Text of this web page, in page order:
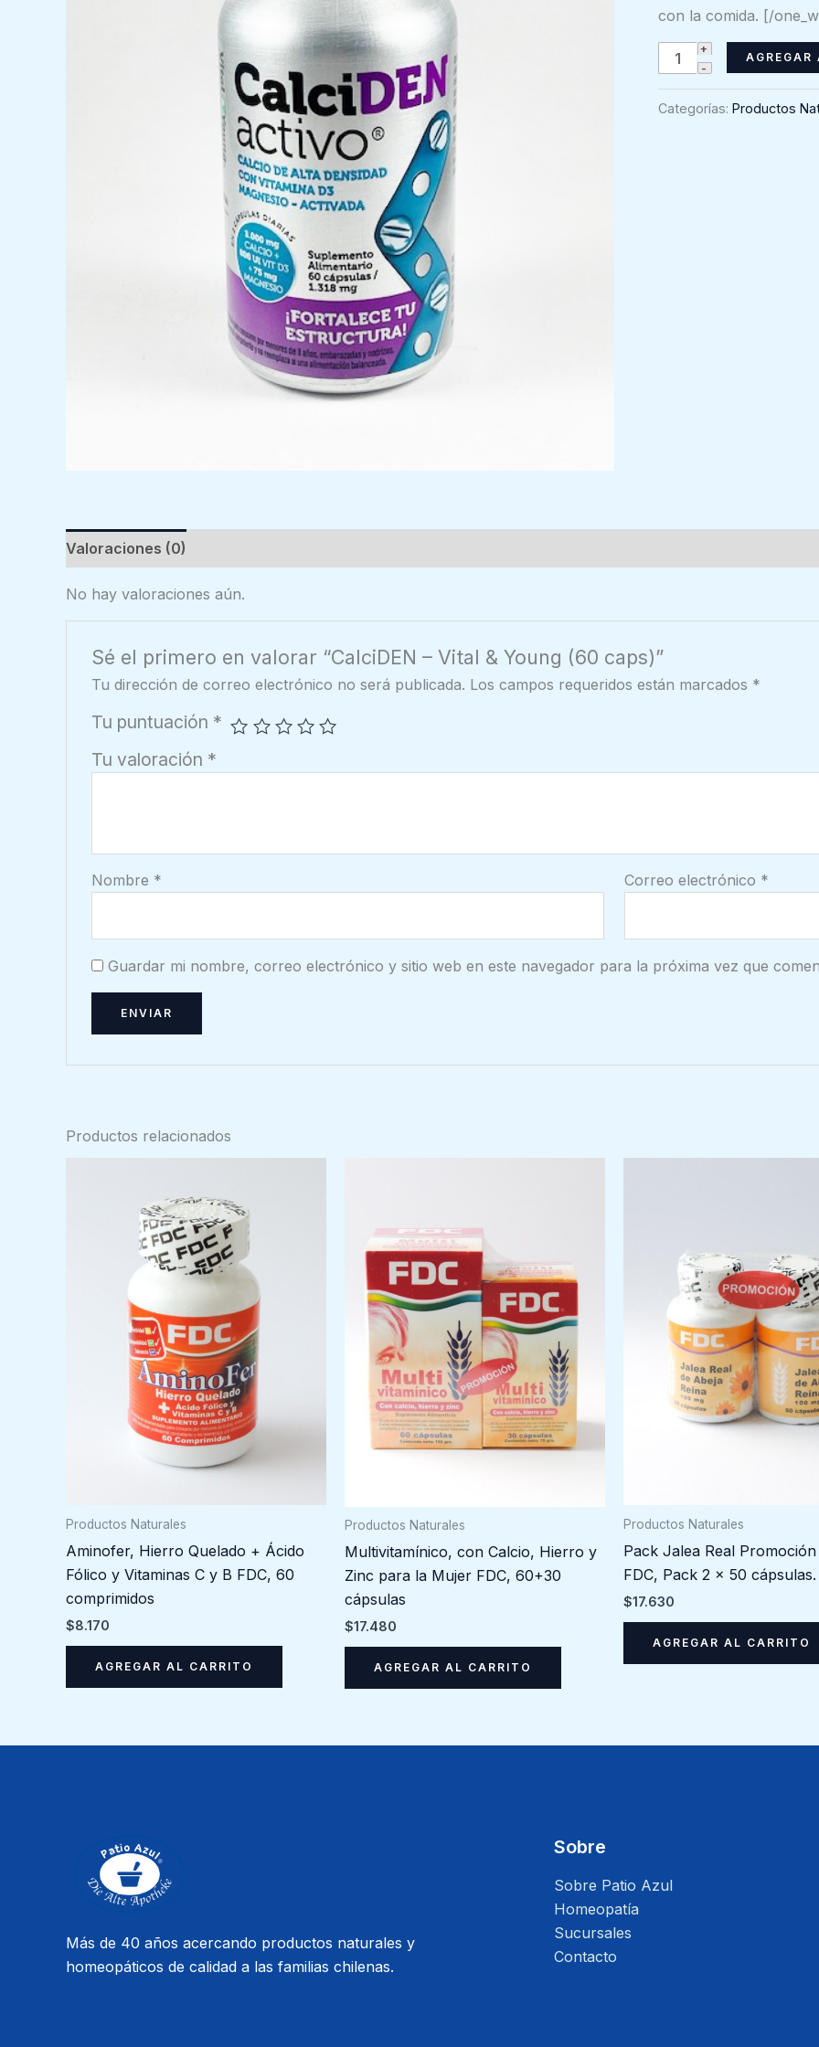
con la comida. [/
CalciDEN
-
Vital
Categorías: Productos
Valoraciones (0)
No hay valoraciones aún.
Sé el primero en valorar “CalciDEN – Vital & Young (60 caps)”
Tu dirección de correo electrónico no será publicada. Los campos requeridos están marcados *
Tu puntuación *
Tu valoración *
Nombre * Correo electrónico *
Guardar mi nombre, correo electrónico y sitio web en este navegador para la próxima vez que
Productos relacionados
Productos Naturales
Aminofer, Hierro Quelado + Ácido
Fólico y Vitaminas C y B FDC, 60
comprimidos
$8.170
AGREGAR AL CARRITO
Productos Naturales
Multivitamínico, con Calcio, Hierro y
Zinc para la Mujer FDC, 60+30
cápsulas
$17.480
AGREGAR AL CARRITO
Productos Naturales
Pack Jalea Real
FDC, Pack 2 x 50 cápsulas.
$17.630
AGREGAR AL CARRITO
Más de 40 años acercando productos naturales y
homeopáticos de calidad a las familias chilenas.
Sobre
Sobre Patio Azul
Homeopatía
Sucursales
Contacto